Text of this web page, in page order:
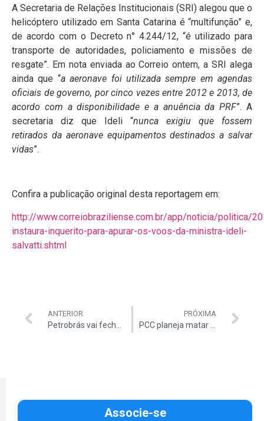
A Secretaria de Relações Institucionais (SRI) alegou que o
helicóptero utilizado em Santa Catarina é “multifunção” e,
de acordo com o Decreto n° 4.244/12, “é utilizado para
transporte de autoridades, policiamento e missões de
resgate”. Em nota enviada ao Correio ontem, a SRI alega
ainda que “a aeronave foi utilizada sempre em agendas
oficiais de governo, por cinco vezes entre 2012 e 2013, de
acordo com a disponibilidade e a anuência da PRF”. A
secretaria diz que Ideli “nunca exigiu que fossem
retirados da aeronave equipamentos destinados a salvar
vidas”.
Confira a publicação original desta reportagem em:
http://www.correiobraziliense.com.br/app/noticia/politica/
instaura-inquerito-para-apurar-os-voos-da-ministra-ideli-
salvatti.shtml
ANTERIOR PRÓXIMA
Associe-se